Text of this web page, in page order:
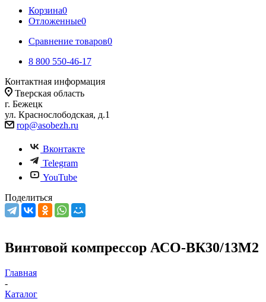
Корзина0
Отложенные0
Сравнение товаров0
8 800 550-46-17
Контактная информация
Тверская область
г. Бежецк
ул. Краснослободская, д.1
rop@asobezh.ru
Вконтакте
Telegram
YouTube
Поделиться
Винтовой компрессор АСО-ВК30/13М2
Главная
-
Каталог